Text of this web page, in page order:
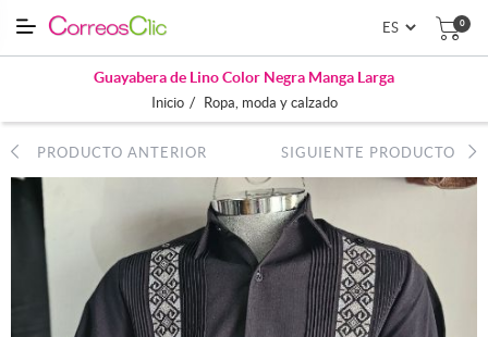
0
Guayabera de Lino Color Negra Manga Larga
Inicio / Ropa, moda y calzado
PRODUCTO ANTERIOR SIGUIENTE PRODUCTO